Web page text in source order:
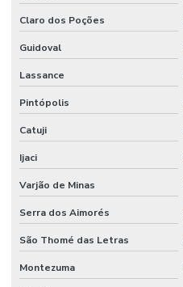
Claro dos Poções
Guidoval
Lassance
Pintópolis
Catuji
Ijaci
Varjão de Minas
Serra dos Aimorés
São Thomé das Letras
Montezuma